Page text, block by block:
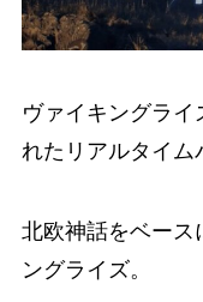
ヴァイキングライ
れたリアルタイム
北欧神話をベース
ングライズ。